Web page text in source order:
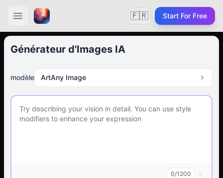
🇫🇷 Start For Free
Générateur d'Images IA
modèle ArtAny Image
0/1200